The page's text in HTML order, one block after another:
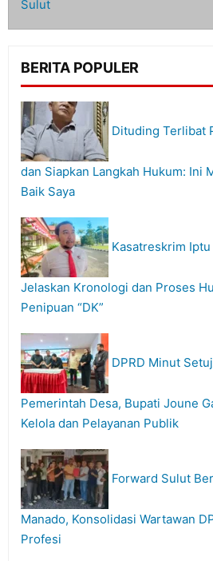
Sulut
BERITA POPULER
Dituding Terlibat
dan Siapkan Langkah Hukum: Ini
Baik Saya
Kasatreskrim
Jelaskan Kronologi dan Proses
Penipuan “DK”
DPRD Minut
Pemerintah Desa, Bupati Joune
Kelola dan Pelayanan Publik
Forward Sulut
Manado, Konsolidasi Wartawan
Profesi